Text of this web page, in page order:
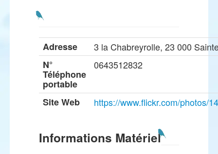
Adresse
3 la Chabreyrolle, 23 000
N°
Téléphone
portable
0643512832
Site Web https://www.flickr.com/photos/
Informations Matériel